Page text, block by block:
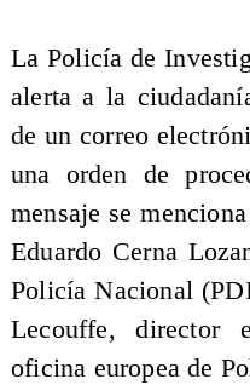
La Policía de
alerta a la
de un correo
una orden de
mensaje se
Eduardo Cerna
Policía Nacional
Lecouffe, director
oficina europea de